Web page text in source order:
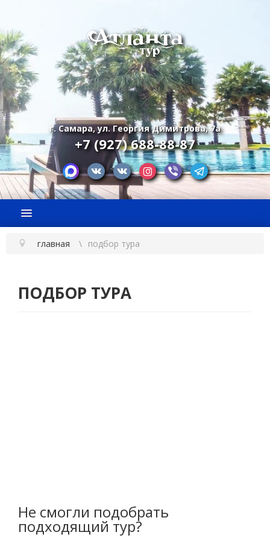
г. Самара, ул. Георгия Димитрова, 7а
+7 (927) 688-88-87
главная подбор тура
ПОДБОР ТУРА
Не смогли подобрать
подходящий тур?